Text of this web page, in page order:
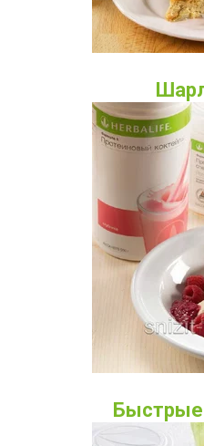
Быстрые